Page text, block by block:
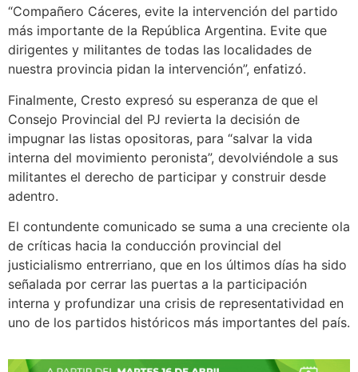
“Compañero Cáceres, evite la intervención del partido
más importante de la República Argentina. Evite que
dirigentes y militantes de todas las localidades de
nuestra provincia pidan la intervención”, enfatizó.
Finalmente, Cresto expresó su esperanza de que el
Consejo Provincial del PJ revierta la decisión de
impugnar las listas opositoras, para “salvar la vida
interna del movimiento peronista”, devolviéndole a sus
militantes el derecho de participar y construir desde
adentro.
El contundente comunicado se suma a una creciente ola
de críticas hacia la conducción provincial del
justicialismo entrerriano, que en los últimos días ha sido
señalada por cerrar las puertas a la participación
interna y profundizar una crisis de representatividad en
uno de los partidos históricos más importantes del país.